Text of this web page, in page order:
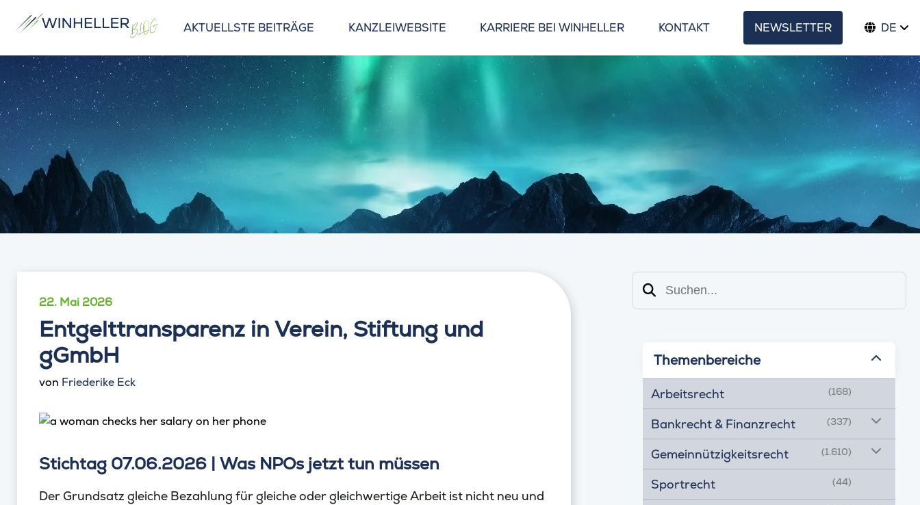
AKTUELLSTE BEITRÄGE KANZLEIWEBSITE KARRIERE BEI WINHELLER KONTAKT NEWSLETTER DE
22. Mai 2026
Entgelttransparenz in Verein, Stiftung und
gGmbH
von Friederike Eck
Stichtag 07.06.2026 | Was NPOs jetzt tun müssen
Der Grundsatz gleiche Bezahlung für gleiche oder gleichwertige Arbeit ist nicht neu und
Suchen
Themenbereiche
Arbeitsrecht (168)
Bankrecht & Finanzrecht (337)
Gemeinnützigkeitsrecht (1.610)
Sportrecht (44)